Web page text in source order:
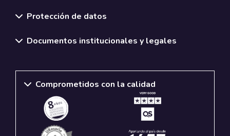
Protección de datos
Documentos institucionales y legales
Comprometidos con la calidad